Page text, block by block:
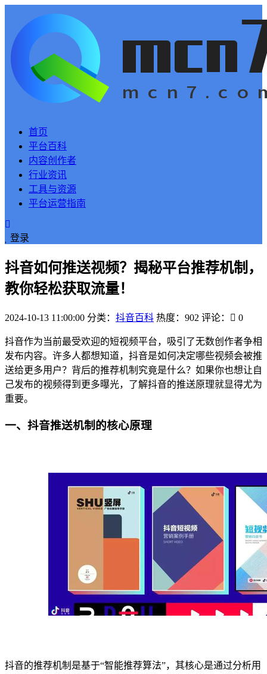
首页
平台百科
内容创作者
行业资讯
工具与资源
平台运营指南
登录
抖音如何推送视频？揭秘平台推荐机制，
教你轻松获取流量！
2024-10-13 11:00:00 分类： 抖音百科 热度：902 评论： 0
抖音作为当前最受欢迎的短视频平台，吸引了无数创作者争相
发布内容。许多人都想知道，抖音是如何决定哪些视频会被推
送给更多用户？背后的推荐机制究竟是什么？如果你也想让自
己发布的视频得到更多曝光，了解抖音的推送原理就显得尤为
重要。
一、抖音推送机制的核心原理
抖音的推荐机制是基于“智能推荐算法”，其核心是通过分析用